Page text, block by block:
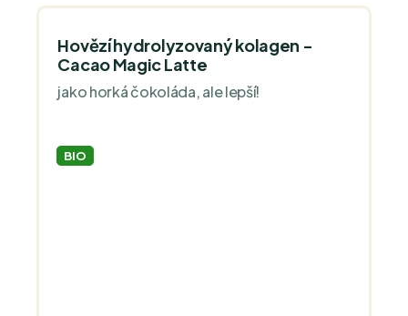
Hovězí hydrolyzovaný kolagen -
Cacao Magic Latte
jako horká čokoláda, ale lepší!
BIO